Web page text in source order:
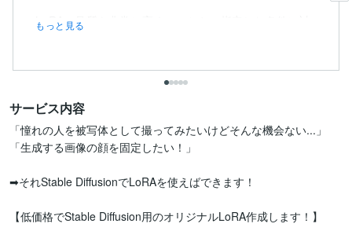
LoRAの品質も非常に高く、こちらの指定した条件に対
して柔軟にご...
もっと見る
サービス内容
「憧れの人を被写体として撮ってみたいけどそんな機会ない...」
「生成する画像の顔を固定したい！」
➡︎それStable DiffusionでLoRAを使えばできます！
【低価格でStable Diffusion用のオリジナルLoRA作成します！】